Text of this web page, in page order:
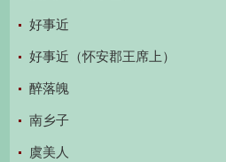
好事近
好事近（怀安郡王席上）
醉落魄
南乡子
虞美人